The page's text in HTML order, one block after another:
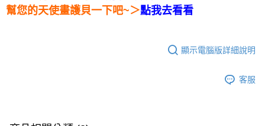
幫您的天使畫護貝一下吧~＞點我去看看
顯示電腦版詳細說明
客服